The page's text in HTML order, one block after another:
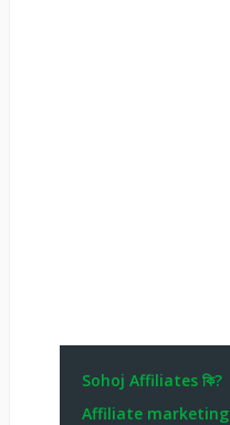
Sohoj Affiliates কি?
Affiliate marketing